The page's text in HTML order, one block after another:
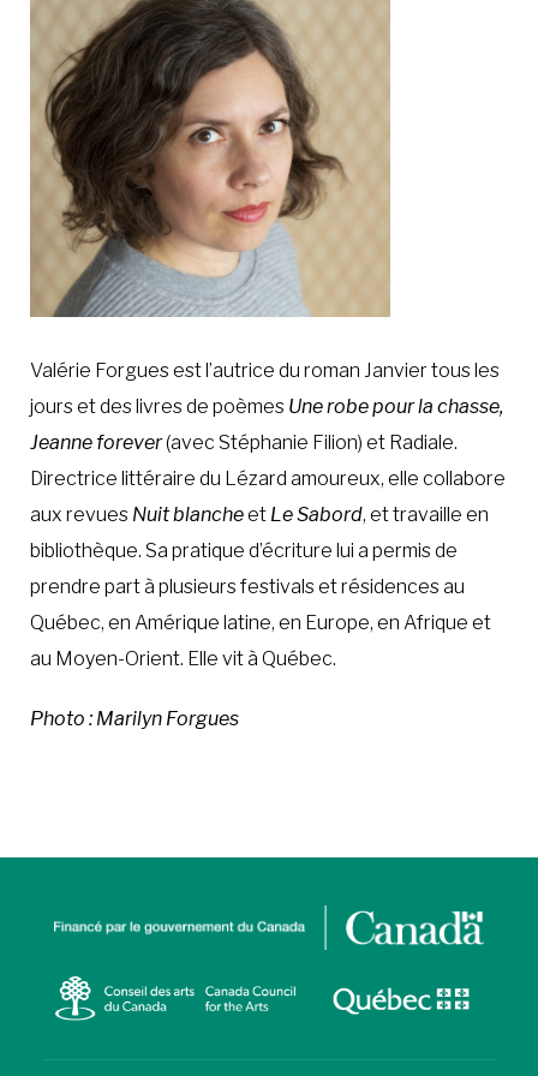
À LA POINTE DE LA PROFESSION
À PROPOS DEVENIR MEMBRE
Valérie Forgues est l’autrice du roman Janvier tous les
jours et des livres de poèmes Une robe pour la chasse,
Jeanne forever(avec Stéphanie Filion) et Radiale.
Directrice littéraire du Lézard amoureux, elle collabore
aux revues Nuit blancheet Le Sabord, et travaille en
bibliothèque. Sa pratique d’écriture lui a permis de
prendre part à plusieurs festivals et résidences au
Québec, en Amérique latine, en Europe, en Afrique et
au Moyen-Orient. Elle vit à Québec.
Photo : Marilyn Forgues